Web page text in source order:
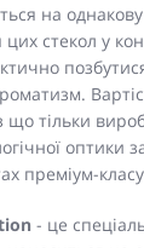
на
стекол у
що тільки
оптики
преміум-
- це